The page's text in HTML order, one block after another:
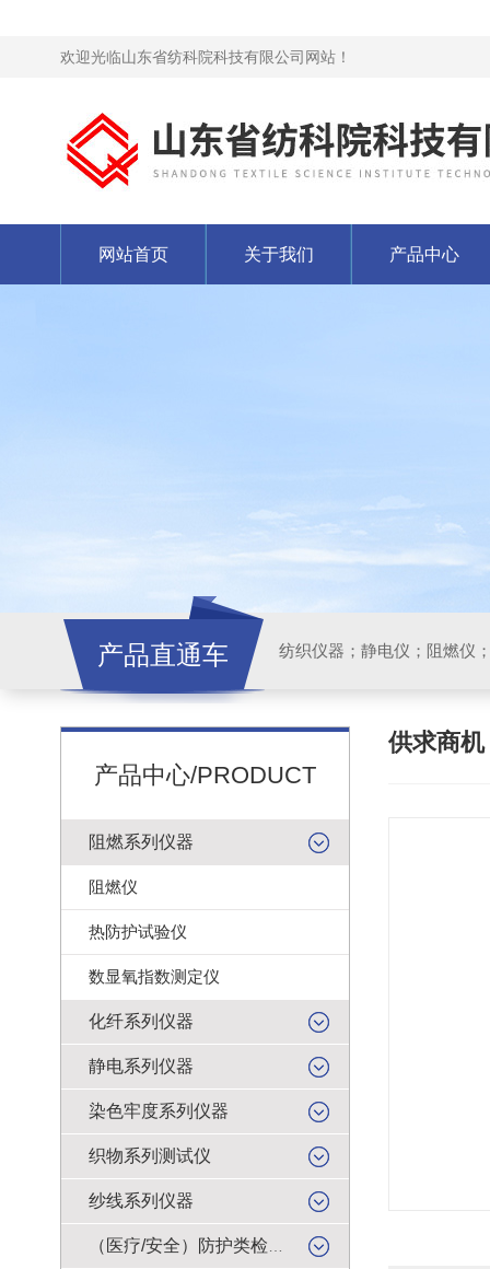
欢迎光临山东省纺科院科技有限公司网站！
网站首页 关于我们 产品中心
产品直通车 纺织仪器；静电仪；阻燃仪
供求商机
产品中心/PRODUCT
阻燃系列仪器
阻燃仪
热防护试验仪
数显氧指数测定仪
化纤系列仪器
静电系列仪器
染色牢度系列仪器
织物系列测试仪
纱线系列仪器